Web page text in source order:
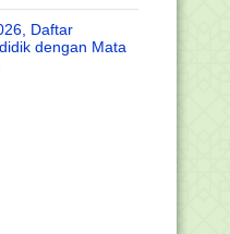
Daftar
dengan Mata